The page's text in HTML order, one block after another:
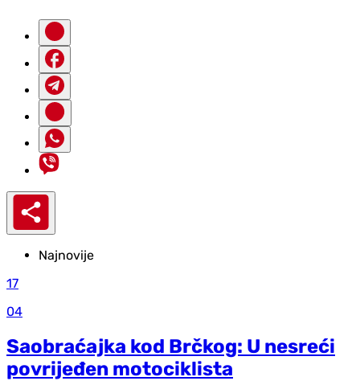
Najnovije
17
04
Saobraćajka kod Brčkog: U nesreći
povrijeđen motociklista